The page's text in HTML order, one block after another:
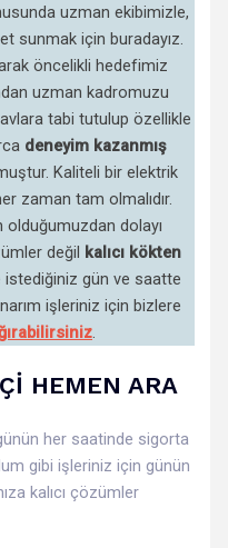
uzman ekibimizle,
sunmak için buradayız.
öncelikli hedefimiz
uzman kadromuzu
tabi tutulup özellikle
deneyim kazanmış
Kaliteli bir elektrik
zaman tam olmalıdır.
dolayı
değil kalıcı kökten
gün ve saatte
işleriniz için bizlere
HEMEN ARA
her saatinde sigorta
gibi işleriniz için günün
kalıcı çözümler